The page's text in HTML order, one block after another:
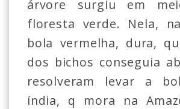
árvore surgiu em
floresta verde. Nela,
bola vermelha, dura,
dos bichos conseguia
resolveram levar a
índia, q mora na